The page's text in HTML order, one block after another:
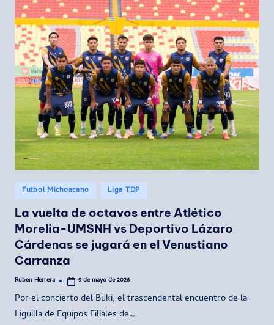
Publicado
en
Futbol Michoacano Liga TDP
La vuelta de octavos entre Atlético
Morelia-UMSNH vs Deportivo Lázaro
Cárdenas se jugará en el Venustiano
Carranza
Publicado
Ruben Herrera 9 de mayo de 2026
Por el concierto del Buki, el trascendental encuentro de la
Liguilla de Equipos Filiales de…